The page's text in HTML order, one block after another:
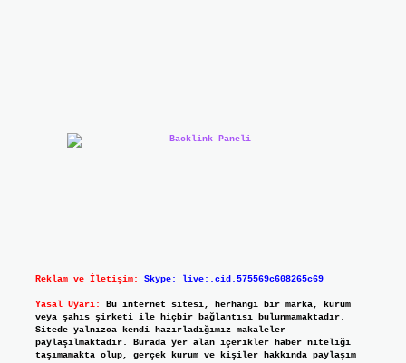
Reklam ve İletişim: Skype: live:.cid.575569c608265c69
Yasal Uyarı:
Bu internet sitesi, herhangi bir marka, kurum
veya şahıs şirketi ile hiçbir bağlantısı bulunmamaktadır.
Sitede yalnızca kendi hazırladığımız makaleler
paylaşılmaktadır. Burada yer alan içerikler haber niteliği
taşımamakta olup, gerçek kurum ve kişiler hakkında paylaşım